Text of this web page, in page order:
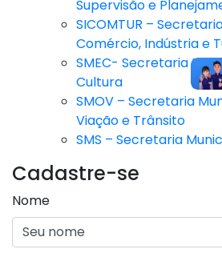
Supervisão e
SICOMTUR –
Comércio, Indústria e
SMEC- Secretaria
Cultura
SMOV – Secretaria
Viação e Trânsito
SMS – Secretaria
Cadastre-se
Nome